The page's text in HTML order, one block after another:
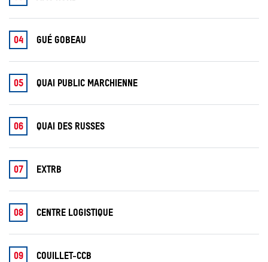
04 GUÉ GOBEAU
05 QUAI PUBLIC MARCHIENNE
06 QUAI DES RUSSES
07 EXTRB
08 CENTRE LOGISTIQUE
09 COUILLET-CCB